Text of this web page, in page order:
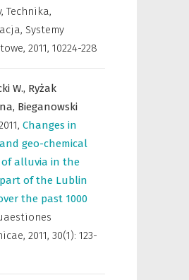
Technika,
Systemy
, 2011, 10224-228
W., Ryżak
Bieganowski
, Changes in
geo-chemical
alluvia in the
of the Lublin
the past 1000
, 2011, 30(1): 123-